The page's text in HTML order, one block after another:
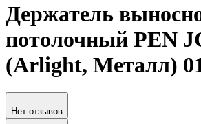
Держатель
потолочный PEN
(Arlight, Металл)
Нет отзывов